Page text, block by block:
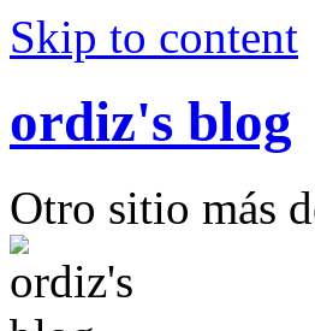
Skip to content
ordiz's blog
Otro sitio más